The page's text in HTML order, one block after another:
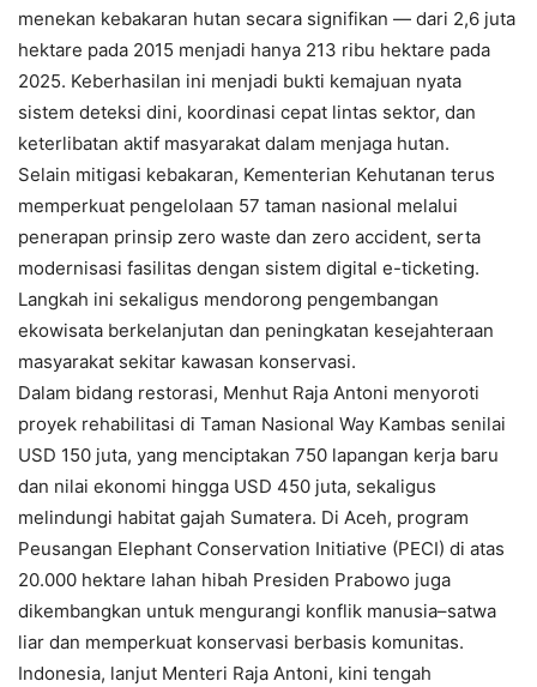
menekan kebakaran hutan secara signifikan — dari 2,6 juta
hektare pada 2015 menjadi hanya 213 ribu hektare pada
2025. Keberhasilan ini menjadi bukti kemajuan nyata
sistem deteksi dini, koordinasi cepat lintas sektor, dan
keterlibatan aktif masyarakat dalam menjaga hutan.
Selain mitigasi kebakaran, Kementerian Kehutanan terus
memperkuat pengelolaan 57 taman nasional melalui
penerapan prinsip zero waste dan zero accident, serta
modernisasi fasilitas dengan sistem digital e-ticketing.
Langkah ini sekaligus mendorong pengembangan
ekowisata berkelanjutan dan peningkatan kesejahteraan
masyarakat sekitar kawasan konservasi.
Dalam bidang restorasi, Menhut Raja Antoni menyoroti
proyek rehabilitasi di Taman Nasional Way Kambas senilai
USD 150 juta, yang menciptakan 750 lapangan kerja baru
dan nilai ekonomi hingga USD 450 juta, sekaligus
melindungi habitat gajah Sumatera. Di Aceh, program
Peusangan Elephant Conservation Initiative (PECI) di atas
20.000 hektare lahan hibah Presiden Prabowo juga
dikembangkan untuk mengurangi konflik manusia–satwa
liar dan memperkuat konservasi berbasis komunitas.
Indonesia, lanjut Menteri Raja Antoni, kini tengah